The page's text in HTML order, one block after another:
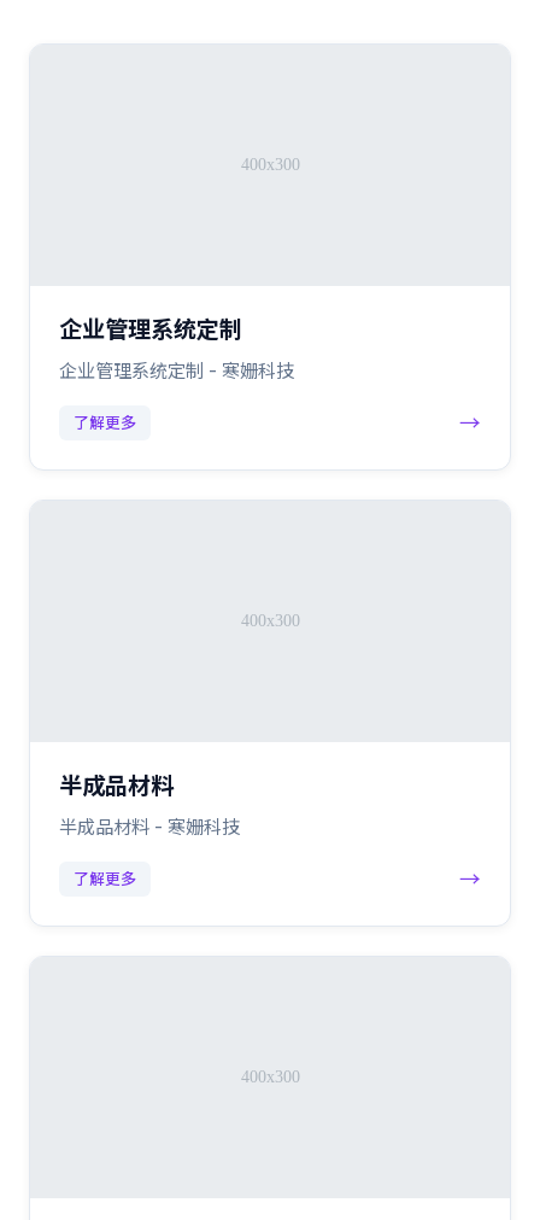
企业管理系统定制
企业管理系统定制 - 寒姗科技
了解更多 →
半成品材料
半成品材料 - 寒姗科技
了解更多 →